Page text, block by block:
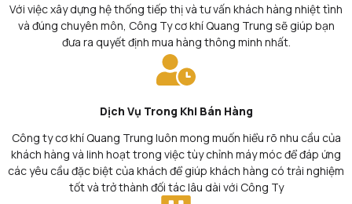
Với việc xây dựng hệ thống tiếp thị và tư vấn khách hàng nhiệt tình
và đúng chuyên môn, Công Ty cơ khí Quang Trung sẽ giúp bạn
đưa ra quyết định mua hàng thông minh nhất.
Dịch Vụ Trong Khi Bán Hàng
Công ty cơ khí Quang Trung luôn mong muốn hiểu rõ nhu cầu của
khách hàng và linh hoạt trong việc tùy chỉnh máy móc để đáp ứng
các yêu cầu đặc biệt của khách để giúp khách hàng có trải nghiệm
tốt và trở thành đối tác lâu dài với Công Ty